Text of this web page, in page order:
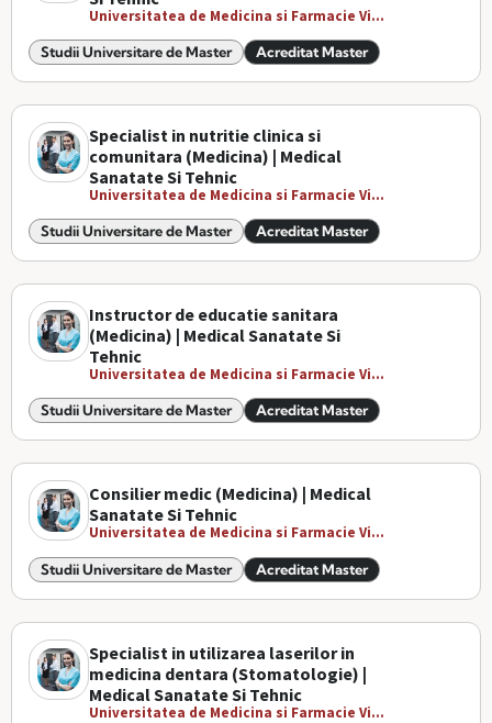
Universitatea de Medicina si Farmacie Vi...
Studii Universitare de Master Acreditat Master
Specialist in nutritie clinica si
comunitara (Medicina) | Medical
Sanatate Si Tehnic
Universitatea de Medicina si Farmacie Vi...
Studii Universitare de Master Acreditat Master
Instructor de educatie sanitara
(Medicina) | Medical Sanatate Si
Tehnic
Universitatea de Medicina si Farmacie Vi...
Studii Universitare de Master Acreditat Master
Consilier medic (Medicina) | Medical
Sanatate Si Tehnic
Universitatea de Medicina si Farmacie Vi...
Studii Universitare de Master Acreditat Master
Specialist in utilizarea laserilor in
medicina dentara (Stomatologie) |
Medical Sanatate Si Tehnic
Universitatea de Medicina si Farmacie Vi...